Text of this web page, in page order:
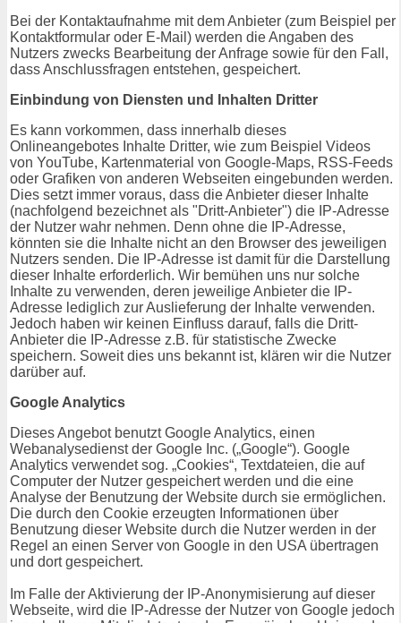
Bei der Kontaktaufnahme mit dem Anbieter (zum Beispiel per
Kontaktformular oder E-Mail) werden die Angaben des
Nutzers zwecks Bearbeitung der Anfrage sowie für den Fall,
dass Anschlussfragen entstehen, gespeichert.
Einbindung von Diensten und Inhalten Dritter
Es kann vorkommen, dass innerhalb dieses
Onlineangebotes Inhalte Dritter, wie zum Beispiel Videos
von YouTube, Kartenmaterial von Google-Maps, RSS-Feeds
oder Grafiken von anderen Webseiten eingebunden werden.
Dies setzt immer voraus, dass die Anbieter dieser Inhalte
(nachfolgend bezeichnet als "Dritt-Anbieter") die IP-Adresse
der Nutzer wahr nehmen. Denn ohne die IP-Adresse,
könnten sie die Inhalte nicht an den Browser des jeweiligen
Nutzers senden. Die IP-Adresse ist damit für die Darstellung
dieser Inhalte erforderlich. Wir bemühen uns nur solche
Inhalte zu verwenden, deren jeweilige Anbieter die IP-
Adresse lediglich zur Auslieferung der Inhalte verwenden.
Jedoch haben wir keinen Einfluss darauf, falls die Dritt-
Anbieter die IP-Adresse z.B. für statistische Zwecke
speichern. Soweit dies uns bekannt ist, klären wir die Nutzer
darüber auf.
Google Analytics
Dieses Angebot benutzt Google Analytics, einen
Webanalysedienst der Google Inc. („Google“). Google
Analytics verwendet sog. „Cookies“, Textdateien, die auf
Computer der Nutzer gespeichert werden und die eine
Analyse der Benutzung der Website durch sie ermöglichen.
Die durch den Cookie erzeugten Informationen über
Benutzung dieser Website durch die Nutzer werden in der
Regel an einen Server von Google in den USA übertragen
und dort gespeichert.
Im Falle der Aktivierung der IP-Anonymisierung auf dieser
Webseite, wird die IP-Adresse der Nutzer von Google jedoch